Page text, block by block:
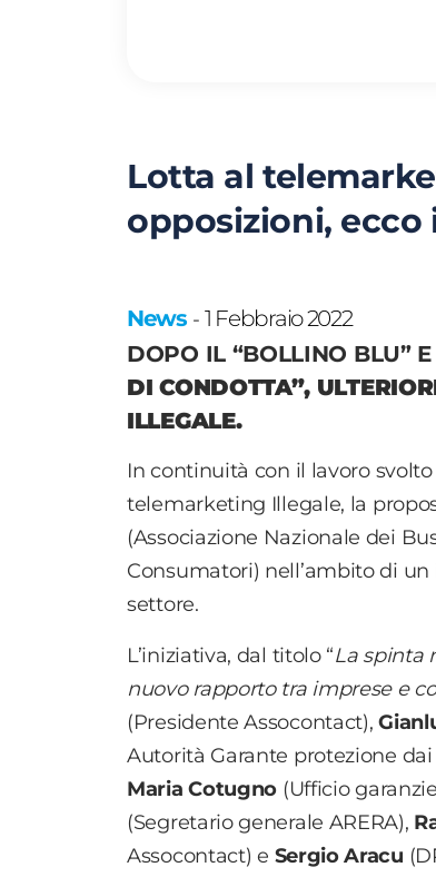
Lotta al
opposizioni,
News - 1 Febbraio 2022
DOPO IL “BOLLINO BLU”
DI CONDOTTA”,
ILLEGALE.
In continuità con il lavoro
telemarketing Illegale, la
(Associazione Nazionale dei
Consumatori) nell’ambito di
settore.
L’iniziativa, dal titolo “La spinta
nuovo rapporto tra imprese e
(Presidente Assocontact),
Autorità Garante protezione dai
Maria Cotugno (Ufficio
(Segretario generale ARERA),
Assocontact) e Sergio Aracu